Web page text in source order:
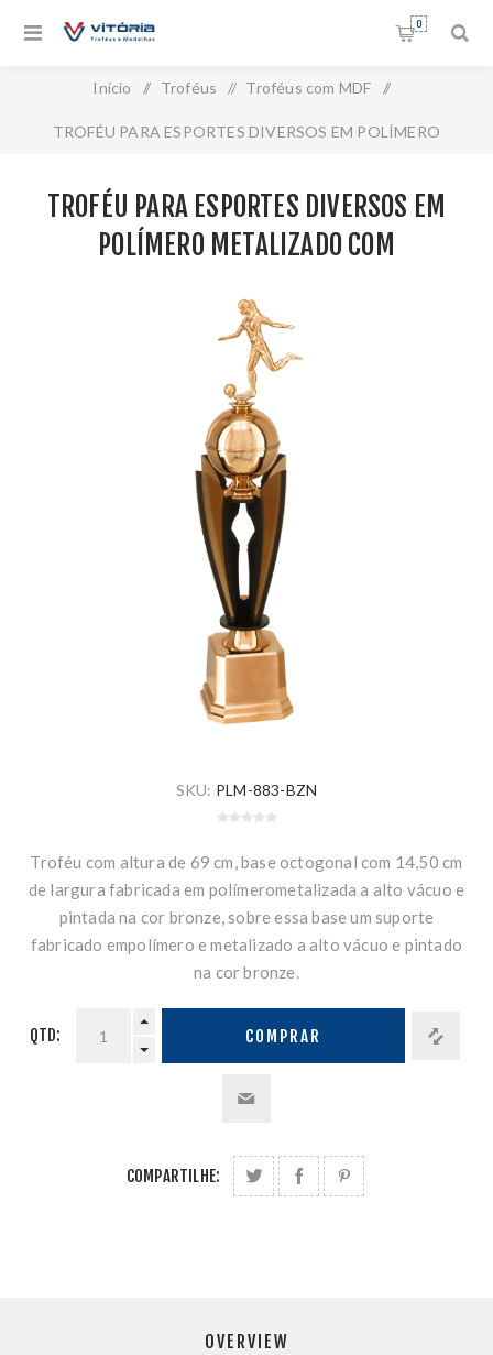
0
Início / Troféus / Troféus com MDF /
TROFÉU PARA ESPORTES DIVERSOS EM POLÍMERO
BZN
TROFÉU PARA ESPORTES DIVERSOS EM
POLÍMERO METALIZADO COM
SKU: PLM-883-BZN
Troféu com altura de 69 cm, base octogonal com 14,50 cm
de largura fabricada em polímerometalizada a alto vácuo e
pintada na cor bronze, sobre essa base um suporte
fabricado empolímero e metalizado a alto vácuo e pintado
na cor bronze.
QTD: COMPRAR
COMPARTILHE:
OVERVIEW